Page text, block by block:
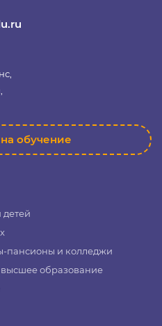
обучение
детей
пансионы и колледжи
высшее образование